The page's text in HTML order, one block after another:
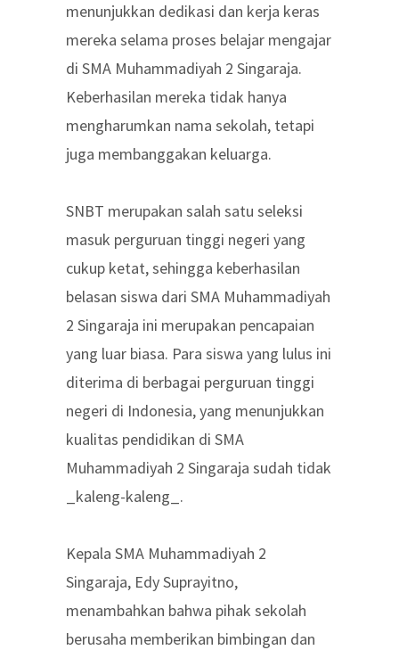
menunjukkan dedikasi dan kerja keras
mereka selama proses belajar mengajar
di SMA Muhammadiyah 2 Singaraja.
Keberhasilan mereka tidak hanya
mengharumkan nama sekolah, tetapi
juga membanggakan keluarga.
SNBT merupakan salah satu seleksi
masuk perguruan tinggi negeri yang
cukup ketat, sehingga keberhasilan
belasan siswa dari SMA Muhammadiyah
2 Singaraja ini merupakan pencapaian
yang luar biasa. Para siswa yang lulus ini
diterima di berbagai perguruan tinggi
negeri di Indonesia, yang menunjukkan
kualitas pendidikan di SMA
Muhammadiyah 2 Singaraja sudah tidak
_kaleng-kaleng_.
Kepala SMA Muhammadiyah 2
Singaraja, Edy Suprayitno,
menambahkan bahwa pihak sekolah
berusaha memberikan bimbingan dan